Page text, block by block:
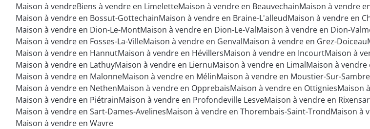
Maison à vendreBiens à vendre en LimeletteMaison à vendre en BeauvechainMaison à vendre
Maison à vendre en Bossut-GottechainMaison à vendre en Braine-L'alleudMaison à vendre en
Maison à vendre en Dion-Le-MontMaison à vendre en Dion-Le-ValMaison à vendre en Dion-
Maison à vendre en Fosses-La-VilleMaison à vendre en GenvalMaison à vendre en Grez-Doiceau
Maison à vendre en HannutMaison à vendre en HévillersMaison à vendre en IncourtMaison à
Maison à vendre en LathuyMaison à vendre en LiernuMaison à vendre en LimalMaison à vendre
Maison à vendre en MalonneMaison à vendre en MélinMaison à vendre en Moustier-Sur-Sambre
Maison à vendre en NethenMaison à vendre en OpprebaisMaison à vendre en OttigniesMaison
Maison à vendre en PiétrainMaison à vendre en Profondeville LesveMaison à vendre en
Maison à vendre en Sart-Dames-AvelinesMaison à vendre en Thorembais-Saint-TrondMaison à
Maison à vendre en Wavre